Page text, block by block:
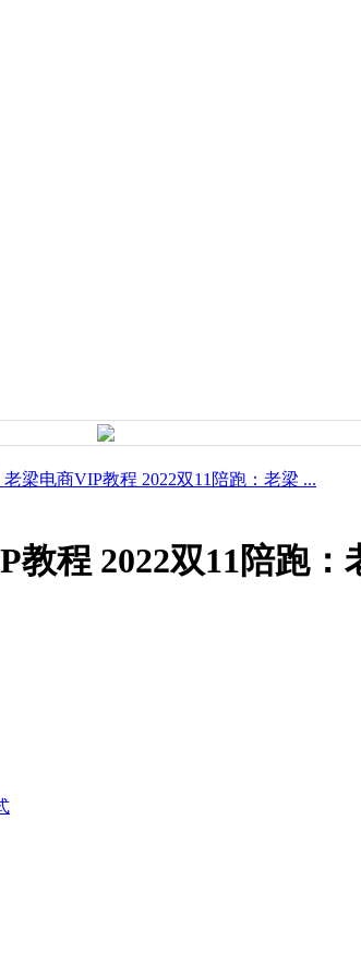
老梁电商VIP教程 2022双11陪跑：老梁 ...
教程 2022双11陪跑